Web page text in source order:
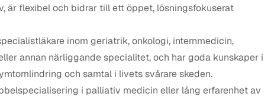
är flexibel och bidrar till ett öppet, lösningsfokuserat
inom geriatrik, onkologi, internmedicin,
annan närliggande specialitet, och har goda kunskaper i
och samtal i livets svårare skeden.
i palliativ medicin eller lång erfarenhet av